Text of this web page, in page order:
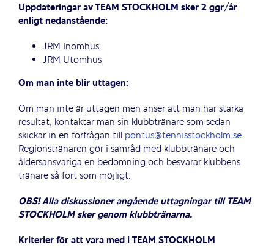
Uppdateringar av TEAM STOCKHOLM sker 2 ggr/år
enligt nedanstående:
JRM Inomhus
JRM Utomhus
Om man inte blir uttagen:
Om man inte är uttagen men anser att man har starka
resultat, kontaktar man sin klubbtränare som sedan
skickar in en förfrågan till pontus@tennisstockholm.se.
Regionstränaren gör i samråd med klubbtränare och
åldersansvariga en bedömning och besvarar klubbens
tränare så fort som möjligt.
OBS! Alla diskussioner angående uttagningar till TEAM
STOCKHOLM sker genom klubbtränarna.
Kriterier för att vara med i TEAM STOCKHOLM